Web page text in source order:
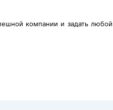
компании и задать любой